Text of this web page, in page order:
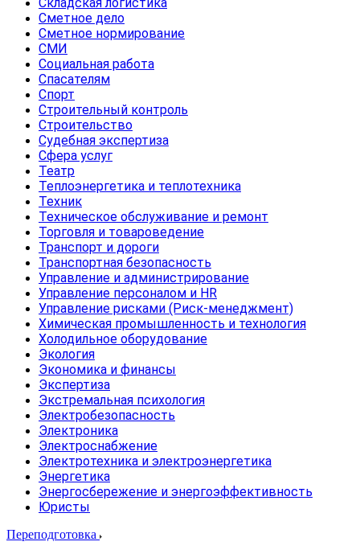
Сметное дело
Сметное нормирование
СМИ
Социальная работа
Спасателям
Спорт
Строительный контроль
Строительство
Судебная экспертиза
Сфера услуг
Театр
Теплоэнергетика и теплотехника
Техник
Техническое обслуживание и ремонт
Торговля и товароведение
Транспорт и дороги
Транспортная безопасность
Управление и администрирование
Управление персоналом и HR
Управление рисками (Риск-менеджмент)
Химическая промышленность и технология
Холодильное оборудование
Экология
Экономика и финансы
Экспертиза
Экстремальная психология
Электробезопасность
Электроника
Электроснабжение
Электротехника и электроэнергетика
Энергетика
Энергосбережение и энергоэффективность
Юристы
Переподготовка